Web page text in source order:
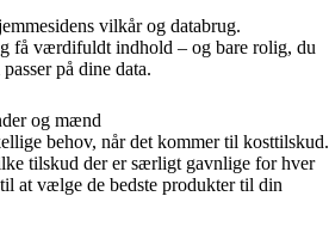
vilkår og databrug.
få værdifuldt indhold – og bare rolig, du
på dine data.
og mænd
behov, når det kommer til kosttilskud.
tilskud der er særligt gavnlige for hver
at vælge de bedste produkter til din